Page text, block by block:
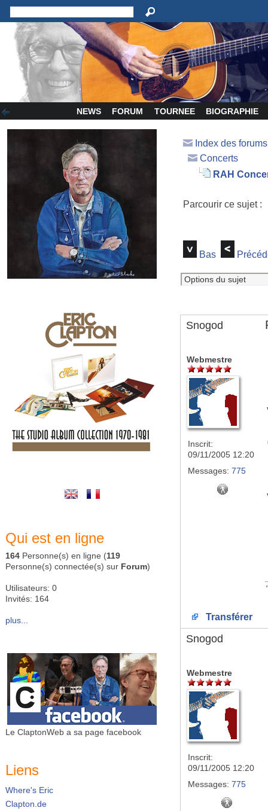
NEWS FORUM TOURNEE BIOGRAPHIE
Qui est en ligne
164 Personne(s) en ligne (119
Personne(s) connectée(s) sur Forum)
Utilisateurs: 0
Invités: 164
plus...
Le ClaptonWeb a sa page facebook
Liens
Where's Eric
Clapton.de
Index des
Concerts
RAH
Parcourir ce sujet
Bas
Snogod
Webmestre
Inscrit:
09/11/2005 12:20
Messages: 775
Transférer
Snogod
Webmestre
Inscrit:
09/11/2005 12:20
Messages: 775